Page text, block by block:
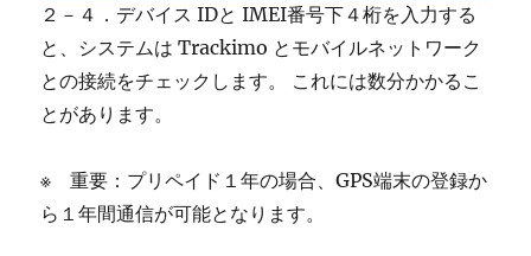
２－４．デバイス IDと IMEI番号下４桁を入力する
と、システムは Trackimo とモバイルネットワーク
との接続をチェックします。 これには数分かかるこ
とがあります。
※ 重要：プリペイド１年の場合、GPS端末の登録か
ら１年間通信が可能となります。